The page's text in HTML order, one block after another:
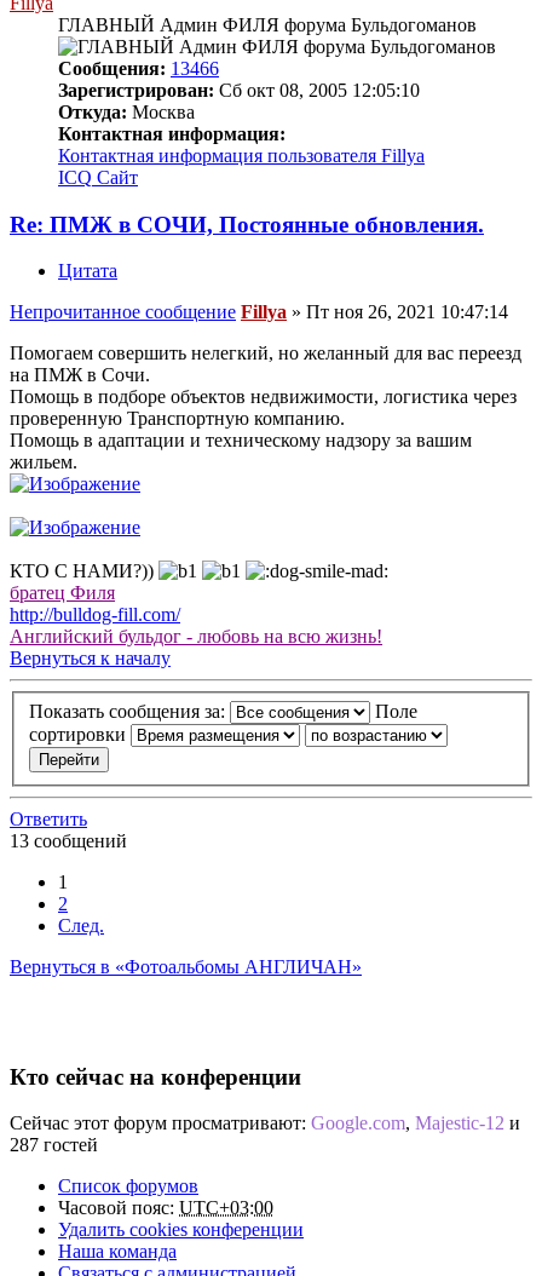
ГЛАВНЫЙ Админ ФИЛЯ форума Бульдогоманов
Сообщения: 13466
Зарегистрирован: Сб окт 08, 2005 12:05:10
Откуда: Москва
Контактная информация:
Контактная информация пользователя Fillya
ICQ Сайт
Re: ПМЖ в СОЧИ, Постоянные обновления.
Цитата
Непрочитанное сообщение Fillya » Пт ноя 26, 2021 10:47:14
Помогаем совершить нелегкий, но желанный для вас переезд
на ПМЖ в Сочи.
Помощь в подборе объектов недвижимости, логистика через
проверенную Транспортную компанию.
Помощь в адаптации и техническому надзору за вашим
жильем.
КТО С НАМИ?))
братец Филя
http://bulldog-fill.com/
Английский бульдог - любовь на всю жизнь!
Вернуться к началу
Показать сообщения за:
Поле
сортировки
Ответить
13 сообщений
1
2
След.
Вернуться в «Фотоальбомы АНГЛИЧАН»
Кто сейчас на конференции
Сейчас этот форум просматривают: Google.com, Majestic-12 и
287 гостей
Список форумов
Часовой пояс: UTC+03:00
Удалить cookies конференции
Наша команда